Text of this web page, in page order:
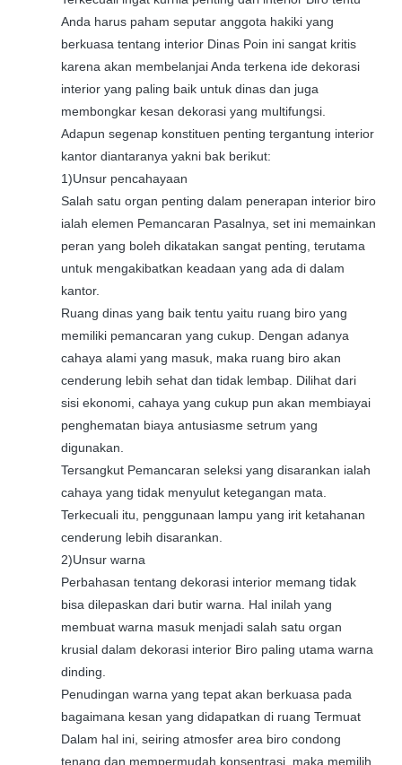
Anda harus paham seputar anggota hakiki yang
berkuasa tentang interior Dinas Poin ini sangat kritis
karena akan membelanjai Anda terkena ide dekorasi
interior yang paling baik untuk dinas dan juga
membongkar kesan dekorasi yang multifungsi.
Adapun segenap konstituen penting tergantung interior
kantor diantaranya yakni bak berikut:
1)Unsur pencahayaan
Salah satu organ penting dalam penerapan interior biro
ialah elemen Pemancaran Pasalnya, set ini memainkan
peran yang boleh dikatakan sangat penting, terutama
untuk mengakibatkan keadaan yang ada di dalam
kantor.
Ruang dinas yang baik tentu yaitu ruang biro yang
memiliki pemancaran yang cukup. Dengan adanya
cahaya alami yang masuk, maka ruang biro akan
cenderung lebih sehat dan tidak lembap. Dilihat dari
sisi ekonomi, cahaya yang cukup pun akan membiayai
penghematan biaya antusiasme setrum yang
digunakan.
Tersangkut Pemancaran seleksi yang disarankan ialah
cahaya yang tidak menyulut ketegangan mata.
Terkecuali itu, penggunaan lampu yang irit ketahanan
cenderung lebih disarankan.
2)Unsur warna
Perbahasan tentang dekorasi interior memang tidak
bisa dilepaskan dari butir warna. Hal inilah yang
membuat warna masuk menjadi salah satu organ
krusial dalam dekorasi interior Biro paling utama warna
dinding.
Penudingan warna yang tepat akan berkuasa pada
bagaimana kesan yang didapatkan di ruang Termuat
Dalam hal ini, seiring atmosfer area biro condong
tenang dan mempermudah konsentrasi, maka memilih